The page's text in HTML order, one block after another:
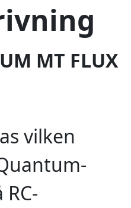
MT FLUX
vilken